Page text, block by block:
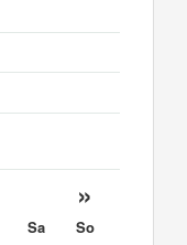
»
Sa
So